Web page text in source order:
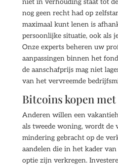
niet in verhouding staat tot
nog geen recht had op
maximaal kunt lenen is
persoonlijke situatie, ook als
Onze experts beheren uw
aanpassingen binnen het
de aanschafprijs mag niet
van het vervreemde
Bitcoins kopen
Anderen willen een
als tweede woning, wordt de
mindering gebracht op de
aandelen die in het kader
optie zijn verkregen.